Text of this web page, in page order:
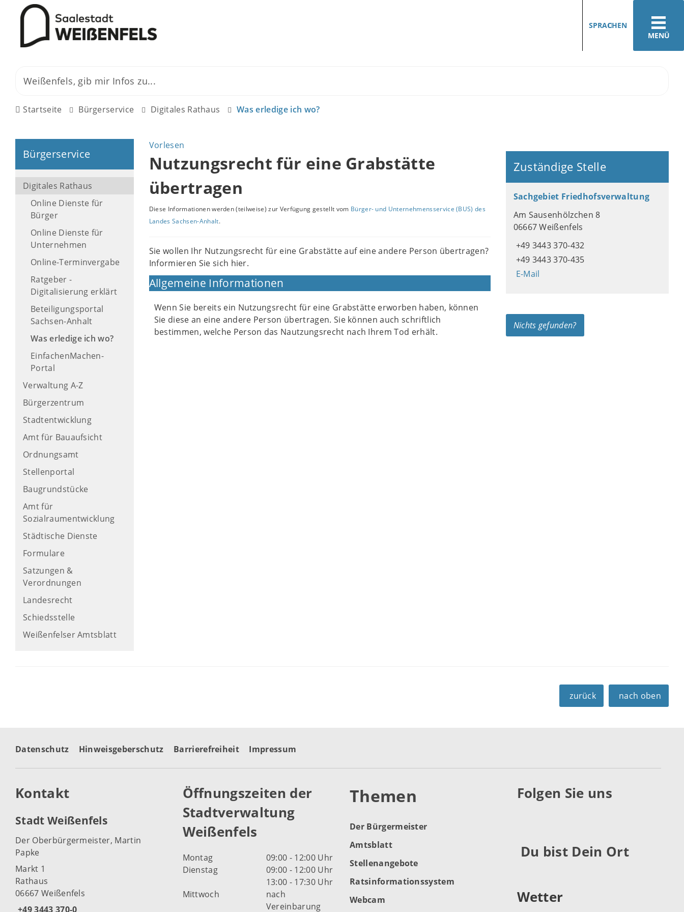
MENÜ
SPRACHEN
Startseite Bürgerservice Digitales Rathaus Was erledige ich wo?
Bürgerservice
Digitales Rathaus
Online Dienste für
Bürger
Online Dienste für
Unternehmen
Online-Terminvergabe
Ratgeber -
Digitalisierung erklärt
Beteiligungsportal
Sachsen-Anhalt
Was erledige ich wo?
EinfachenMachen-
Portal
Verwaltung A-Z
Bürgerzentrum
Stadtentwicklung
Amt für Bauaufsicht
Ordnungsamt
Stellenportal
Baugrundstücke
Amt für
Sozialraumentwicklung
Städtische Dienste
Formulare
Satzungen &
Verordnungen
Landesrecht
Schiedsstelle
Weißenfelser Amtsblatt
Vorlesen
Nutzungsrecht für eine Grabstätte
übertragen
Diese Informationen werden (teilweise) zur Verfügung gestellt vom Bürger- und Unternehmensservice (BUS) des
Landes Sachsen-Anhalt.
Sie wollen Ihr Nutzungsrecht für eine Grabstätte auf eine andere Person übertragen?
Informieren Sie sich hier.
Allgemeine Informationen
Wenn Sie bereits ein Nutzungsrecht für eine Grabstätte erworben haben, können
Sie diese an eine andere Person übertragen. Sie können auch schriftlich
bestimmen, welche Person das Nautzungsrecht nach Ihrem Tod erhält.
Zuständige Stelle
Sachgebiet Friedhofsverwaltung
Am Sausenhölzchen 8
06667 Weißenfels
+49 3443 370-432
+49 3443 370-435
E-Mail
Nichts gefunden?
zurück nach oben
Datenschutz Hinweisgeberschutz Barrierefreiheit Impressum
Kontakt
Stadt Weißenfels
Der Oberbürgermeister, Martin
Papke
Markt 1
Rathaus
06667 Weißenfels
+49 3443 370-0
Öffnungszeiten der
Stadtverwaltung
Weißenfels
Montag
09:00 - 12:00 Uhr
Dienstag
09:00 - 12:00 Uhr
13:00 - 17:30 Uhr
Mittwoch
nach
Vereinbarung
Themen
Der Bürgermeister
Amtsblatt
Stellenangebote
Ratsinformationssystem
Webcam
Folgen Sie uns
Du bist Dein Ort
Wetter